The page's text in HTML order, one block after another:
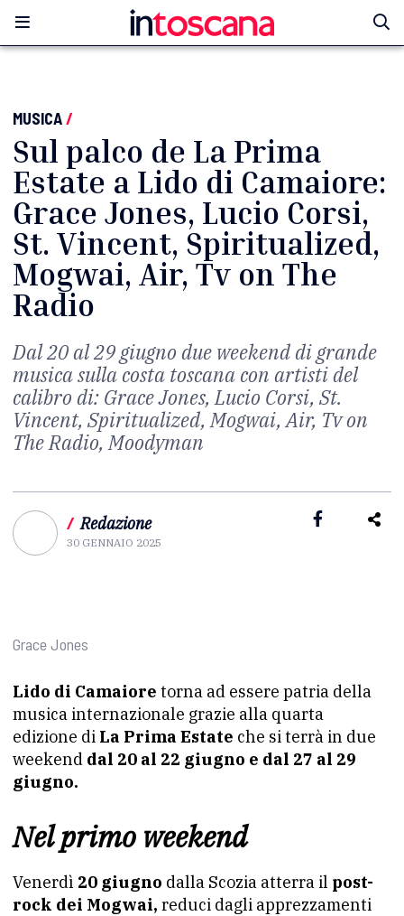
MUSICA/
Sul palco de La Prima
Estate a Lido di Camaiore:
Grace Jones, Lucio Corsi,
St. Vincent, Spiritualized,
Mogwai, Air, Tv on The
Radio
Dal 20 al 29 giugno due weekend di grande
musica sulla costa toscana con artisti del
calibro di: Grace Jones, Lucio Corsi, St.
Vincent, Spiritualized, Mogwai, Air, Tv on
The Radio, Moodyman
/ Redazione
30 GENNAIO 2025
Grace Jones
Lido di Camaiore torna ad essere patria della
musica internazionale grazie alla quarta
edizione di La Prima Estate che si terrà in due
weekend dal 20 al 22 giugno e dal 27 al 29
giugno.
Nel primo weekend
Venerdì 20 giugno dalla Scozia atterra il post-
rock dei Mogwai, reduci dagli apprezzamenti